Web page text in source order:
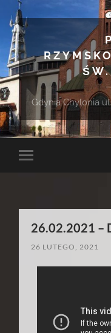
Gdynia Chylonia
Toggle
26.02.2021 –
26 LUTEGO, 2021